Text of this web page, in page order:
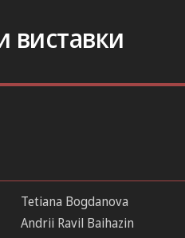
виставки
Tetiana Bogdanova
Andrii Ravil Baihazin